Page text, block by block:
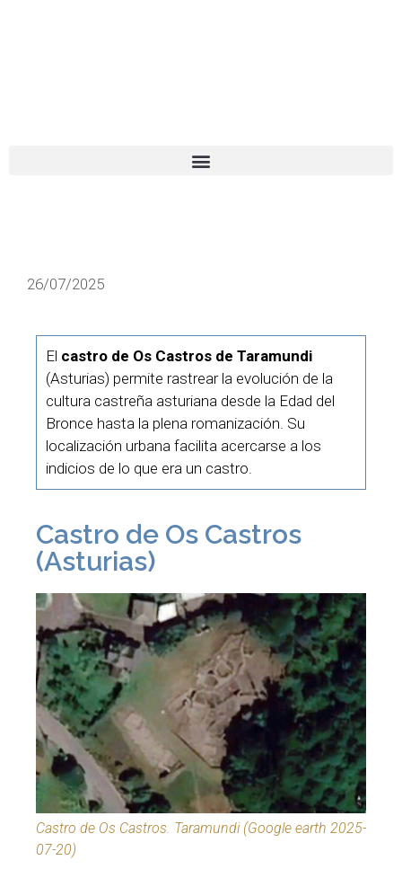
26/07/2025
El castro de Os Castros de Taramundi
(Asturias) permite rastrear la evolución de la
cultura castreña asturiana desde la Edad del
Bronce hasta la plena romanización. Su
localización urbana facilita acercarse a los
indicios de lo que era un castro.
Castro de Os Castros
(Asturias)
Castro de Os Castros. Taramundi (Google earth 2025-
07-20)